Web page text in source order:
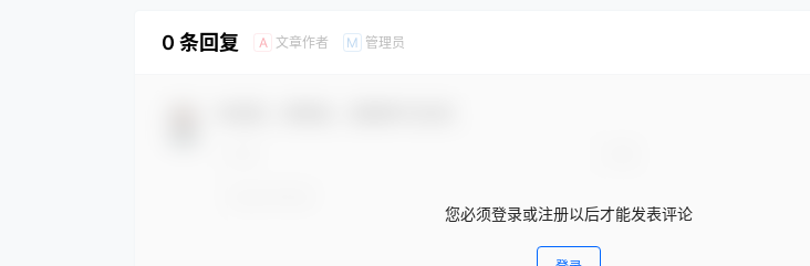
0 条回复 A 文章作者 M 管理员
您必须登录或注册以后才能发表评论